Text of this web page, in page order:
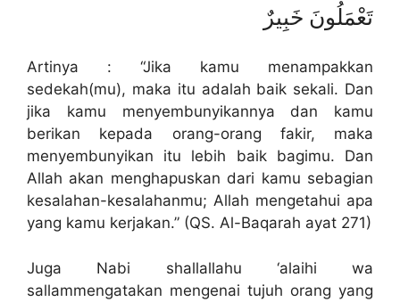
تَعْمَلُونَ خَبِيرٌ
Artinya : “Jika kamu menampakkan
sedekah(mu), maka itu adalah baik sekali. Dan
jika kamu menyembunyikannya dan kamu
berikan kepada orang-orang fakir, maka
menyembunyikan itu lebih baik bagimu. Dan
Allah akan menghapuskan dari kamu sebagian
kesalahan-kesalahanmu; Allah mengetahui apa
yang kamu kerjakan.” (QS. Al-Baqarah ayat 271)
Juga Nabi shallallahu ‘alaihi wa
sallammengatakan mengenai tujuh orang yang